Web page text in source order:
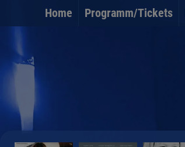
Home Programm/Tickets